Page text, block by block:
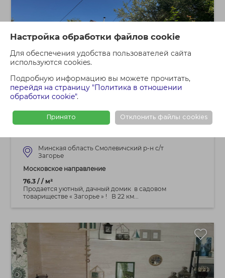
Настройка обработки файлов cookie
Для обеспечения удобства пользователей сайта
используются cookies.
Подробную информацию вы можете прочитать,
перейдя на страницу "Политика в отношении
обработки cookie".
Принято Отклонить файлы cookies
44 500 BYN
Смолевичский р-н, Московское напр. 22
Минская область Смолевичский р-н с/т
Загорье
Московское направление
76.3 / / м²
Продается уютный, дачный домик в садовом
товариществе « Загорье » ! В 22 км...